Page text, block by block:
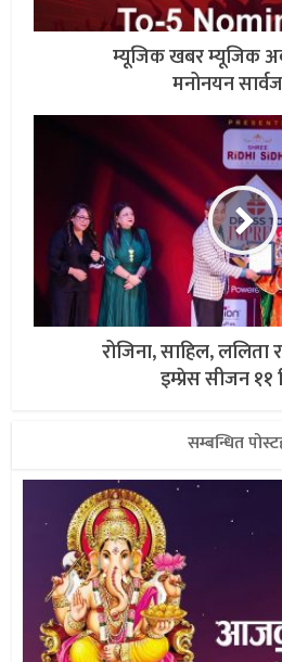
म्यूजिक खबर म्यूजिक
मनोनयन
रोजिना, साहिल, ललिता
इम्प्रेस सीजन ११
सम्बन्धित